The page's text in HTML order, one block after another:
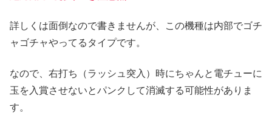
詳しくは面倒なので書きませんが、この機種は内部でゴチ
ャゴチャやってるタイプです。
なので、右打ち（ラッシュ突入）時にちゃんと電チューに
玉を入賞させないとパンクして消滅する可能性がありま
す。